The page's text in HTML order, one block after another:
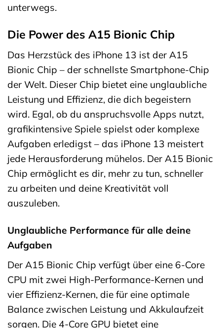
unterwegs.
Die Power des A15 Bionic Chip
Das Herzstück des iPhone 13 ist der A15
Bionic Chip – der schnellste Smartphone-Chip
der Welt. Dieser Chip bietet eine unglaubliche
Leistung und Effizienz, die dich begeistern
wird. Egal, ob du anspruchsvolle Apps nutzt,
grafikintensive Spiele spielst oder komplexe
Aufgaben erledigst – das iPhone 13 meistert
jede Herausforderung mühelos. Der A15 Bionic
Chip ermöglicht es dir, mehr zu tun, schneller
zu arbeiten und deine Kreativität voll
auszuleben.
Unglaubliche Performance für alle deine
Aufgaben
Der A15 Bionic Chip verfügt über eine 6-Core
CPU mit zwei High-Performance-Kernen und
vier Effizienz-Kernen, die für eine optimale
Balance zwischen Leistung und Akkulaufzeit
sorgen. Die 4-Core GPU bietet eine